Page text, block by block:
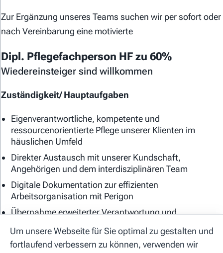
Zur Ergänzung unseres Teams suchen wir per sofort oder
nach Vereinbarung eine motivierte
Dipl. Pflegefachperson HF zu 60%
Wiedereinsteiger sind willkommen
Zuständigkeit/ Hauptaufgaben
Eigenverantwortliche, kompetente und
ressourcenorientierte Pflege unserer Klienten im
häuslichen Umfeld
Direkter Austausch mit unserer Kundschaft,
Angehörigen und dem interdisziplinären Team
Digitale Dokumentation zur effizienten
Arbeitsorganisation mit Perigon
Übernahme erweiterter Verantwortung und
Tagesverantwortung im Intervall
Allgemeine Geschäftsbedingungen
Datenschutzerklärung
Cookie-Einstellungen
Impressum
Hilfe
Kontakt
Um unsere Webseite für Sie optimal zu gestalten und
fortlaufend verbessern zu können, verwenden wir